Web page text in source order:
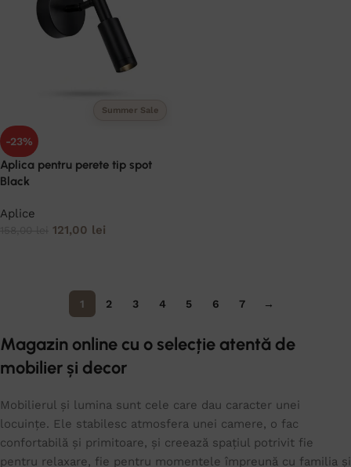
Summer Sale
-23%
Aplica pentru perete tip spot
Black
Aplice
121,00 lei
1 2 3 4 5 6 7 →
Magazin online cu o selecție atentă de
mobilier și decor
Mobilierul și lumina sunt cele care dau caracter unei
locuințe. Ele stabilesc atmosfera unei camere, o fac
confortabilă și primitoare, și creează spațiul potrivit fie
pentru relaxare, fie pentru momentele împreună cu familia și